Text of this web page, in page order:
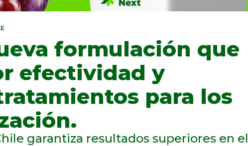
formulación que
efectividad y
para los
garantiza resultados superiores en el